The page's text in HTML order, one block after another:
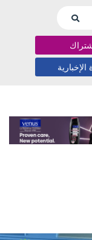
الإخبارية